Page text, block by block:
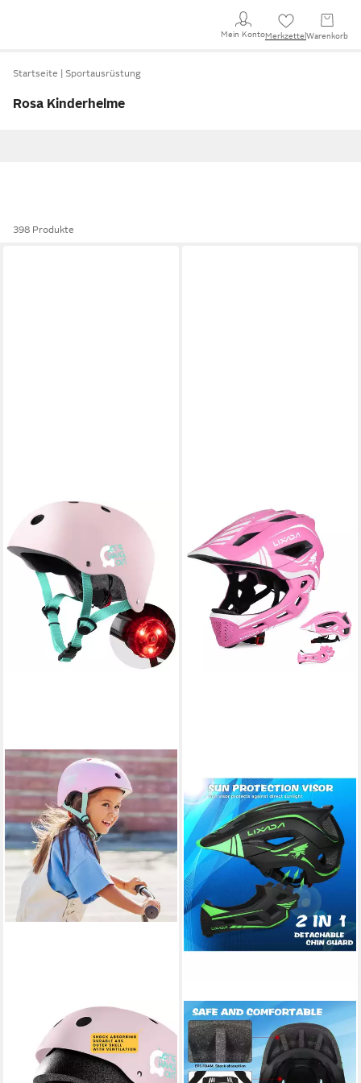
Mein KontoMerkzettel Warenkorb
Startseite Sportausrüstung
Rosa Kinderhelme
398 Produkte
Kinderhelm CARIBOO LED-
Licht verstellbar 48-52cm
EN1078
LIXADA
Kinderfahrradhelm
Kinderfahrradhelm
Fahrradhelm Kinder Fullface